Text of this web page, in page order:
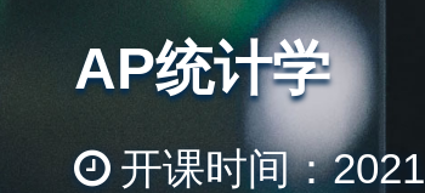
AP统计学
开课时间：